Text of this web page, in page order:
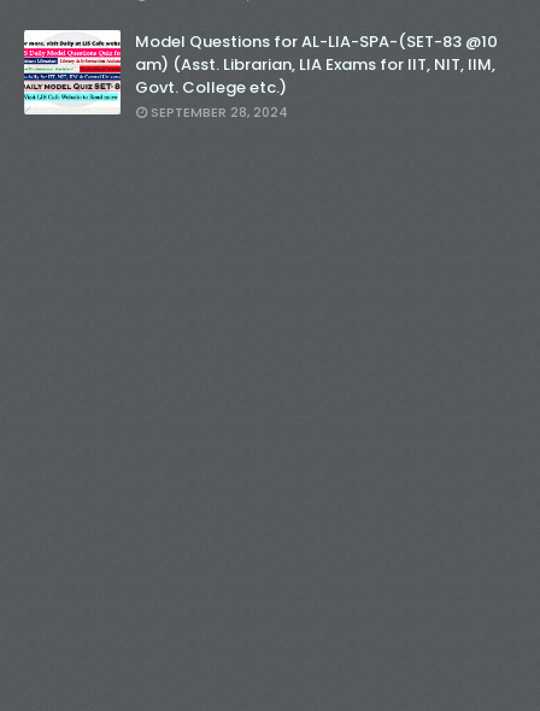
Model Questions for AL-LIA-SPA-(SET-83 @10
am) (Asst. Librarian, LIA Exams for IIT, NIT, IIM,
Govt. College etc.)
SEPTEMBER 28, 2024